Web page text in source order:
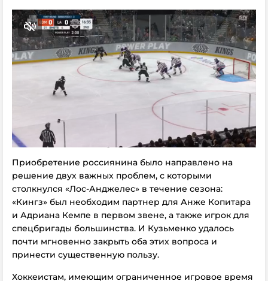
Приобретение россиянина было направлено на
решение двух важных проблем, с которыми
столкнулся «Лос-Анджелес» в течение сезона:
«Кингз» был необходим партнер для Анже Копитара
и Адриана Кемпе в первом звене, а также игрок для
спецбригады большинства. И Кузьменко удалось
почти мгновенно закрыть оба этих вопроса и
принести существенную пользу.
Хоккеистам, имеющим ограниченное игровое время